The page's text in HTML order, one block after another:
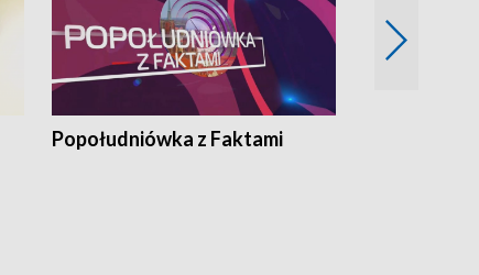
Popołudniówka z Faktami